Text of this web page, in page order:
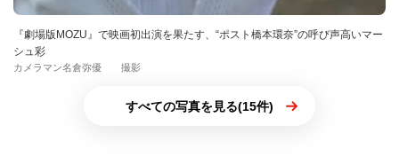
『劇場版MOZU』で映画初出演を果たす、“ポスト橋本環奈”の呼び声高いマー
シュ彩
カメラマン名倉弥優 撮影
すべての写真を見る(15件)